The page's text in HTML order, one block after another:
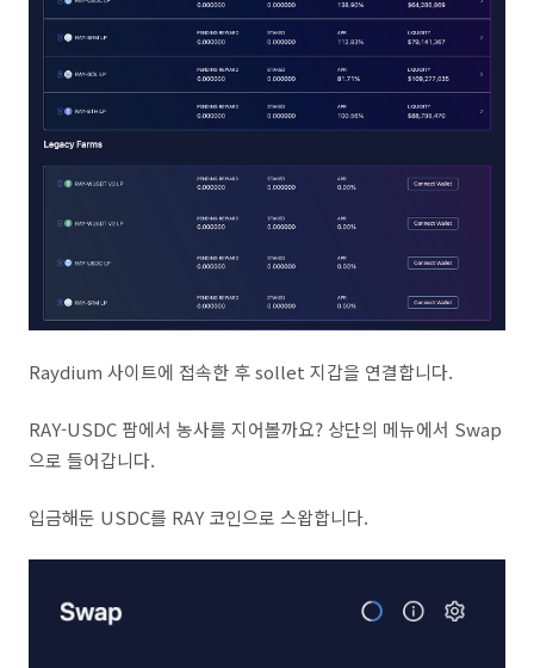
Raydium 사이트에 접속한 후 sollet 지갑을 연결합니다.
RAY-USDC 팜에서 농사를 지어볼까요? 상단의 메뉴에서 Swap
으로 들어갑니다.
입금해둔 USDC를 RAY 코인으로 스왑합니다.